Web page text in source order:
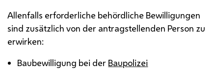
Allenfalls erforderliche behördliche Bewilligungen
sind zusätzlich von der antragstellenden Person zu
erwirken:
Baubewilligung bei der Baupolizei